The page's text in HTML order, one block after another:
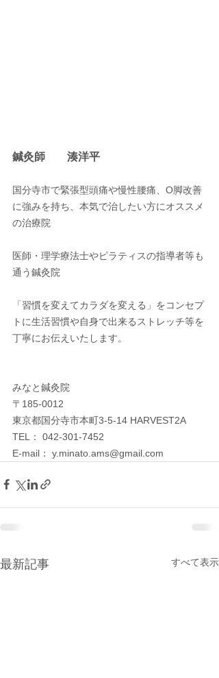
鍼灸師　　湊洋平
国分寺市で緊張型頭痛や慢性腰痛、O脚改善
に強みを持ち、本気で治したい方にオススメ
の治療院
医師・理学療法士やピラティスの指導者等も
通う鍼灸院
「習慣を変えてカラダを変える」をコンセプ
トに生活習慣や自身で出来るストレッチ等を
丁寧にお伝えいたします。
みなと鍼灸院
〒185-0012
東京都国分寺市本町3-5-14 HARVEST2A
TEL： 042-301-7452
E-mail： y.minato.ams@gmail.com
最新記事 すべて表示